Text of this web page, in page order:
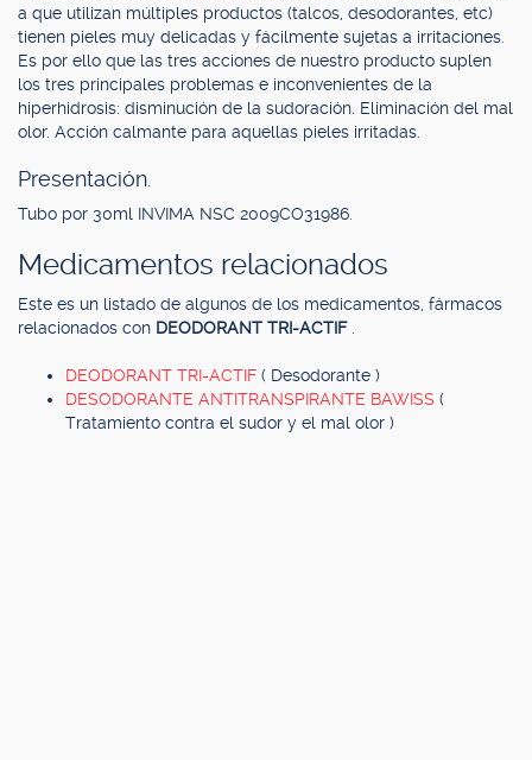
a que utilizan múltiples productos (talcos, desodorantes, etc)
tienen pieles muy delicadas y fácilmente sujetas a irritaciones.
Es por ello que las tres acciones de nuestro producto suplen
los tres principales problemas e inconvenientes de la
hiperhidrosis: disminución de la sudoración. Eliminación del mal
olor. Acción calmante para aquellas pieles irritadas.
Presentación.
Tubo por 30ml INVIMA NSC 2009CO31986.
Medicamentos relacionados
Este es un listado de algunos de los medicamentos, fármacos
relacionados con DEODORANT TRI-ACTIF
DEODORANT TRI-ACTIF ( Desodorante )
DESODORANTE ANTITRANSPIRANTE BAWISS (
Tratamiento contra el sudor y el mal olor )